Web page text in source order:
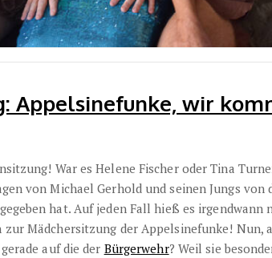
Appelsinefunke, wir
War es Helene Fischer oder Tina
von Michael Gerhold und seinen Jungs von
hat. Auf jeden Fall hieß es irgendwann
Mädchersitzung der Appelsinefunke! Nun,
auf die der Bürgerwehr? Weil sie